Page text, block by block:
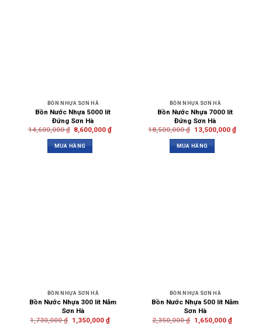
BỒN NHỰA SƠN HÀ
Bồn Nước Nhựa 5000 lít
Đứng Sơn Hà
14,600,000₫ 8,600,000₫
MUA HÀNG
BỒN NHỰA SƠN HÀ
Bồn Nước Nhựa 7000 lít
Đứng Sơn Hà
18,500,000₫ 13,500,000 ₫
MUA HÀNG
BỒN NHỰA SƠN HÀ
Bồn Nước Nhựa 300 lít Nằm
Sơn Hà
1,730,000₫ 1,350,000 ₫
BỒN NHỰA SƠN HÀ
Bồn Nước Nhựa 500 lít Nằm
Sơn Hà
2,350,000₫ 1,650,000 ₫